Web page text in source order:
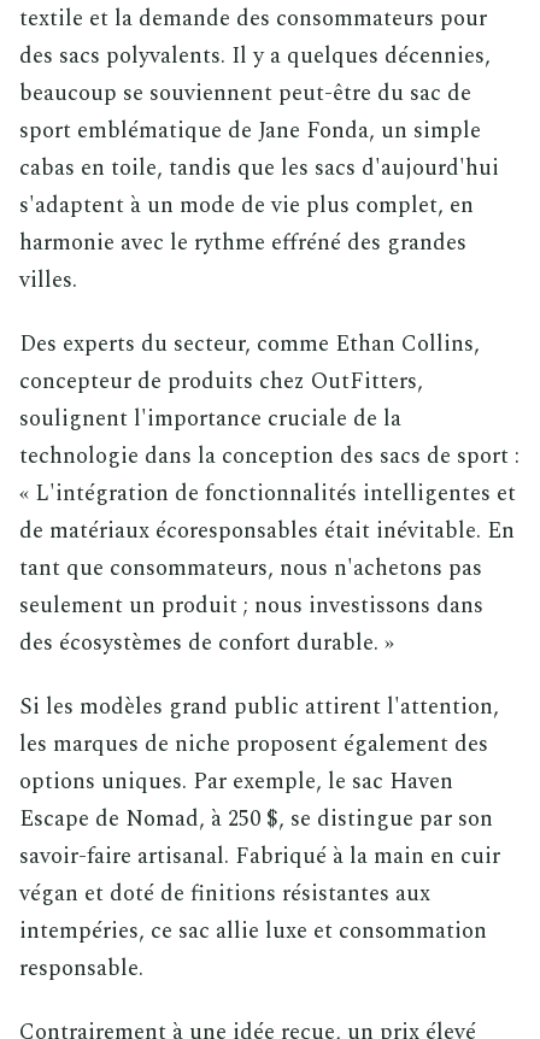
textile et la demande des consommateurs pour
des sacs polyvalents. Il y a quelques décennies,
beaucoup se souviennent peut-être du sac de
sport emblématique de Jane Fonda, un simple
cabas en toile, tandis que les sacs d'aujourd'hui
s'adaptent à un mode de vie plus complet, en
harmonie avec le rythme effréné des grandes
villes.
Des experts du secteur, comme Ethan Collins,
concepteur de produits chez OutFitters,
soulignent l'importance cruciale de la
technologie dans la conception des sacs de sport :
« L'intégration de fonctionnalités intelligentes et
de matériaux écoresponsables était inévitable. En
tant que consommateurs, nous n'achetons pas
seulement un produit ; nous investissons dans
des écosystèmes de confort durable. »
Si les modèles grand public attirent l'attention,
les marques de niche proposent également des
options uniques. Par exemple, le sac Haven
Escape de Nomad, à 250 $, se distingue par son
savoir-faire artisanal. Fabriqué à la main en cuir
végan et doté de finitions résistantes aux
intempéries, ce sac allie luxe et consommation
responsable.